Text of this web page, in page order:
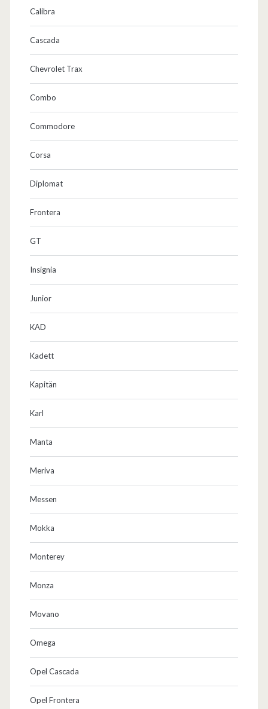
a
…
d
g
Calibra
Cascada
Chevrolet Trax
Combo
Commodore
Corsa
Diplomat
Frontera
GT
Insignia
Junior
KAD
Kadett
Kapitän
Karl
Manta
Meriva
Messen
Mokka
Monterey
Monza
Movano
Omega
Opel Cascada
Opel Frontera